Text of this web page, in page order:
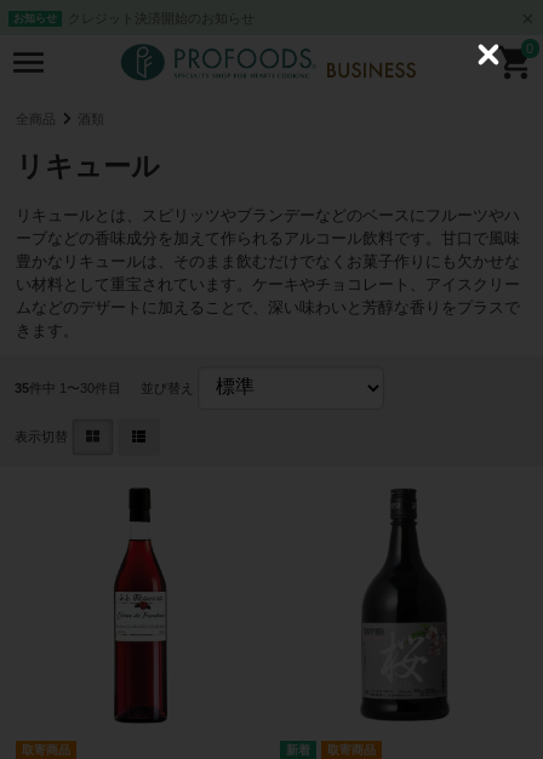
お知らせ クレジット決済開始のお知らせ
0
全商品 酒類
リキュール
リキュールとは、スピリッツやブランデーなどのベースにフルーツやハ
ーブなどの香味成分を加えて作られるアルコール飲料です。甘口で風味
豊かなリキュールは、そのまま飲むだけでなくお菓子作りにも欠かせな
い材料として重宝されています。ケーキやチョコレート、アイスクリー
ムなどのデザートに加えることで、深い味わいと芳醇な香りをプラスで
きます。
35件中 1〜30件目 並び替え
表示切替
取寄商品 取寄商品
C